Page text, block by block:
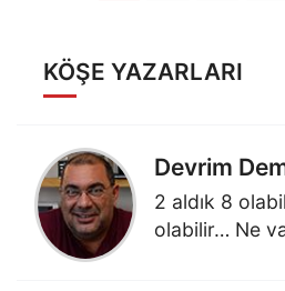
KÖŞE YAZARLARI
Devrim
2 aldık 8
olabilir… Ne